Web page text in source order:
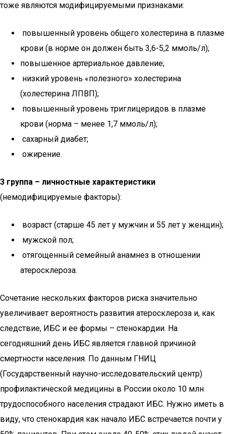
тоже являются модифицируемыми признаками:
повышенный уровень общего холестерина в плазме
крови (в норме он должен быть 3,6-5,2 ммоль/л);
повышенное артериальное давление;
низкий уровень «полезного» холестерина
(холестерина ЛПВП);
повышенный уровень триглицеридов в плазме
крови (норма – менее 1,7 ммоль/л);
сахарный диабет;
ожирение.
3 группа – личностные характеристики
(немодифицируемые факторы):
возраст (старше 45 лет у мужчин и 55 лет у женщин);
мужской пол;
отягощенный семейный анамнез в отношении
атеросклероза.
Сочетание нескольких факторов риска значительно
увеличивает вероятность развития атеросклероза и, как
следствие, ИБС и ее формы – стенокардии. На
сегодняшний день ИБС является главной причиной
смертности населения. По данным ГНИЦ
(Государственный научно-исследовательский центр)
профилактической медицины в России около 10 млн
трудоспособного населения страдают ИБС. Нужно иметь в
виду, что стенокардия как начало ИБС встречается почти у